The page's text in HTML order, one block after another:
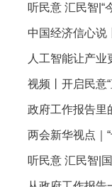
人工智能让产业
政府工作报告里